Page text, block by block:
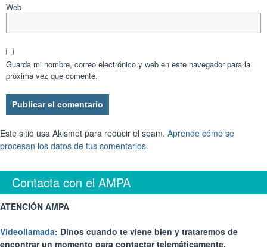
Web
Guarda mi nombre, correo electrónico y web en este navegador para la
próxima vez que comente.
Este sitio usa Akismet para reducir el spam. Aprende cómo se
procesan los datos de tus comentarios.
Contacta con el AMPA
ATENCIÓN AMPA
Videollamada: Dinos cuando te viene bien y trataremos de
encontrar un momento para contactar telemáticamente.